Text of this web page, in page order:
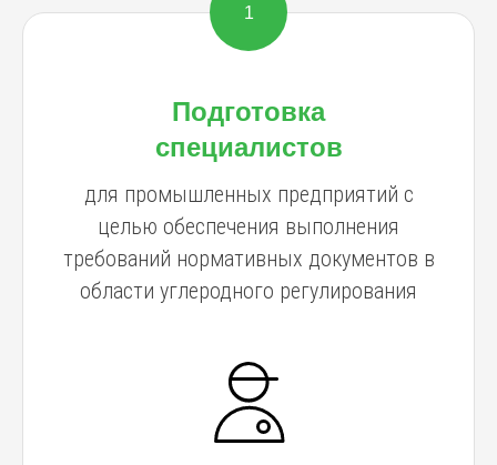
1
Подготовка
специалистов
для промышленных предприятий с
целью обеспечения выполнения
требований нормативных документов в
области углеродного регулирования